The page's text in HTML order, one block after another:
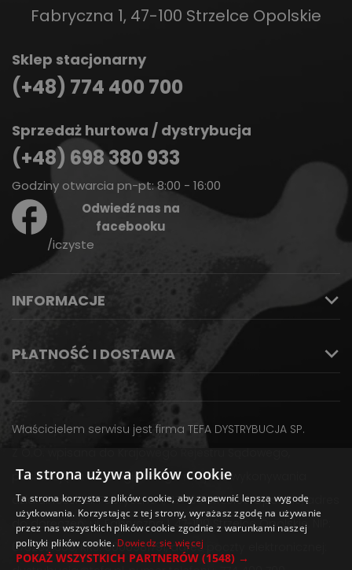
Fabryczna 1, 47-100 Strzelce Opolskie
Sklep stacjonarny
(+48) 774 400 700
Sprzedaż hurtowa / dystrybucja
(+48) 698 380 933
Godziny otwarcia pn-pt: 8:00 - 16:00
Odwiedź nas na
facebooku
/iczyste
INFORMACJE
PŁATNOŚĆ I DOSTAWA
Właścicielem serwisu jest firma TEFA DYSTRYBUCJA SP.
posiadająca adres głównego miejsca wykonywania
działalności: ul. Fabryczna 1, 47-100 Strzelce Opolskie, adres
do doręczeń: ul. Fabryczna 1, 47-100 Strzelce Opolskie, NIP:
6762621666, KRS: 0000981791, adres poczty elektronicznej:
Ta strona używa plików cookie
Ta strona korzysta z plików cookie, aby zapewnić lepszą wygodę
użytkowania. Korzystając z tej strony, wyrażasz zgodę na używanie
przez nas wszystkich plików cookie zgodnie z warunkami naszej
polityki plików cookie. Dowiedz się więcej
POKAŻ WSZYSTKICH PARTNERÓW (1548) →